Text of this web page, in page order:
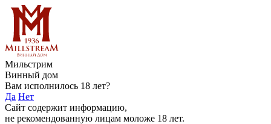
Мильстрим
Винный дом
Вам исполнилось 18 лет?
Да Нет
Сайт содержит информацию,
не рекомендованную лицам моложе 18 лет.